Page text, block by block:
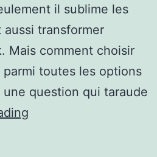
il sublime les
transformer
Mais comment choisir
toutes les options
une question qui taraude